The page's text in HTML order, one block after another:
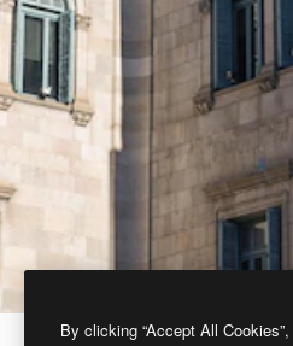
By clicking “Accept All